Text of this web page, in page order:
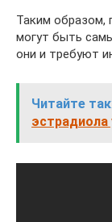
Таким образом,
могут быть
они и требуют
Читайте